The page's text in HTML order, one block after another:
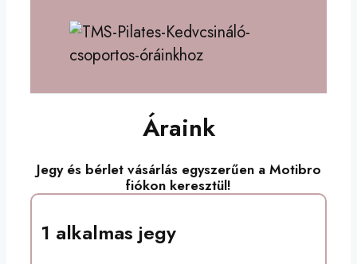
Áraink
Jegy és bérlet vásárlás egyszerűen a Motibro
fiókon keresztül!
1 alkalmas jegy